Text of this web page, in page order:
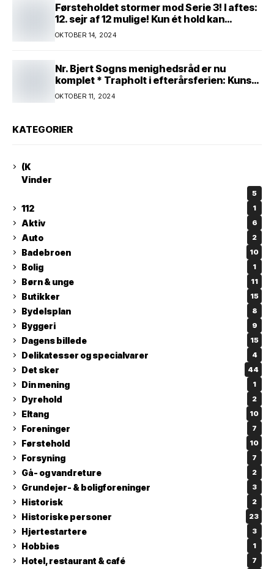
Førsteholdet stormer mod Serie 3! I aftes:
12. sejr af 12 mulige! Kun ét hold kan
spænde ben! Afgørende kamp venter! Alle
mand af hus! Kør med og støt!
OKTOBER 14, 2024
Nr. Bjert Sogns menighedsråd er nu
komplet * Trapholt i efterårsferien: Kunst
og kreativitet i børnehøjde * Nr. Bjert
kunstnerpar repræsenteres på stor
OKTOBER 11, 2024
KATEGORIER
(K
Vinder
5
112 1
Aktiv 6
Auto 2
Badebroen 10
Bolig 1
Børn & unge 11
Butikker 15
Bydelsplan 8
Byggeri 9
Dagens billede 15
Delikatesser og specialvarer 4
Det sker 44
Din mening 1
Dyrehold 2
Eltang 10
Foreninger 7
Førstehold 10
Forsyning 7
Gå- og vandreture 2
Grundejer- & boligforeninger 3
Historisk 2
Historiske personer 23
Hjertestartere 3
Hobbies 1
Hotel, restaurant & café 7